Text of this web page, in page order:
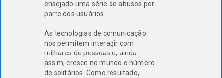
ensejado uma série de abusos por
parte dos usuários.
As tecnologias de comunicação
nos permitem interagir com
milhares de pessoas e, ainda
assim, cresce no mundo o número
de solitários. Como resultado,